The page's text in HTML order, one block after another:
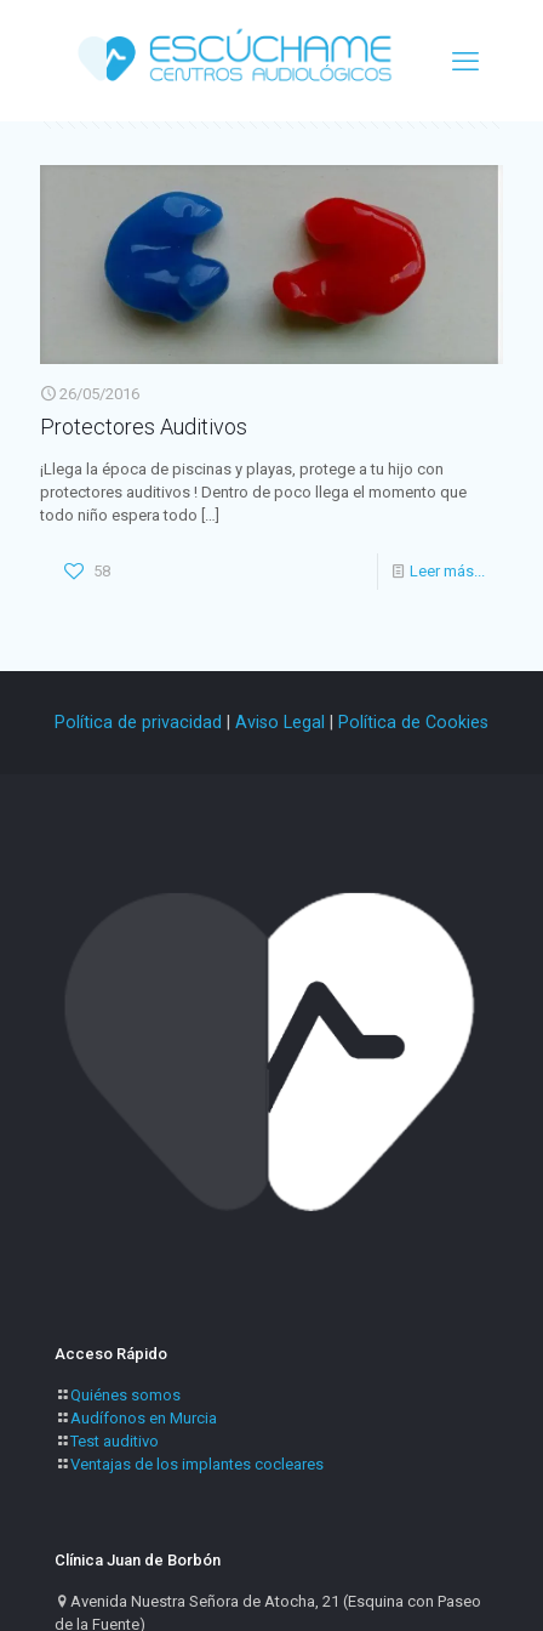
26/05/2016
Protectores Auditivos
¡Llega la época de piscinas y playas, protege a tu hijo con
protectores auditivos ! Dentro de poco llega el momento que
todo niño espera todo […]
58 Leer más...
Política de privacidad | Aviso Legal | Política de Cookies
Acceso Rápido
Quiénes somos
Audífonos en Murcia
Test auditivo
Ventajas de los implantes cocleares
Clínica Juan de Borbón
Avenida Nuestra Señora de Atocha, 21 (Esquina con Paseo
de la Fuente)